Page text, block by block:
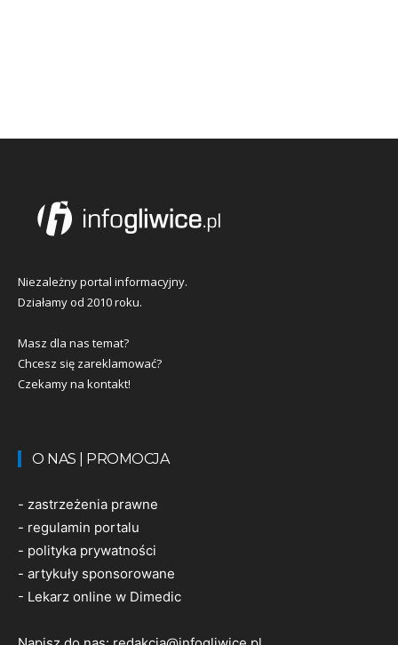
Niezależny portal informacyjny.
Działamy od 2010 roku.
Masz dla nas temat?
Chcesz się zareklamować?
Czekamy na kontakt!
O NAS | PROMOCJA
- zastrzeżenia prawne
- regulamin portalu
- polityka prywatności
- artykuły sponsorowane
- Lekarz online w Dimedic